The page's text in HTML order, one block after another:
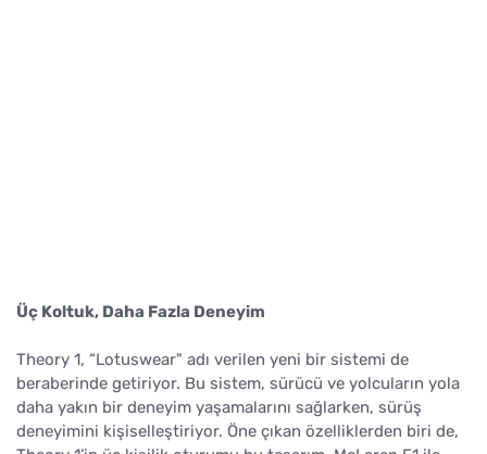
Üç Koltuk, Daha Fazla Deneyim
Theory 1, “Lotuswear" adı verilen yeni bir sistemi de
beraberinde getiriyor. Bu sistem, sürücü ve yolcuların yola
daha yakın bir deneyim yaşamalarını sağlarken, sürüş
deneyimini kişiselleştiriyor. Öne çıkan özelliklerden biri de,